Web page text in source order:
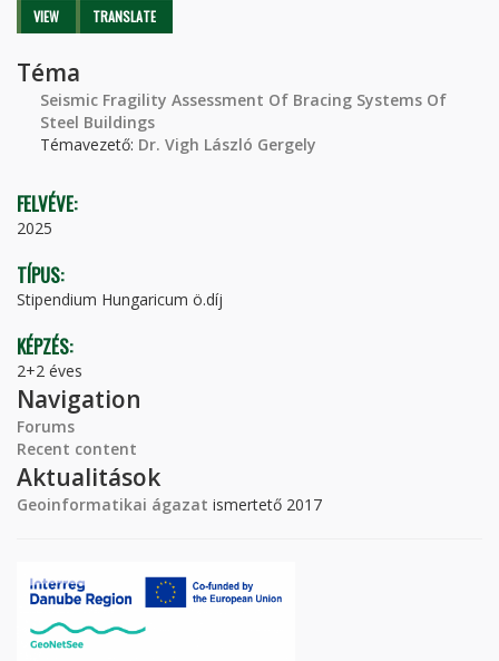
Primary tabs
VIEW (ACTIVETRANSLATE
Téma
Seismic Fragility Assessment Of Bracing Systems Of
Steel Buildings
Témavezető: Dr. Vigh László Gergely
FELVÉVE:
2025
TÍPUS:
Stipendium Hungaricum ö.díj
KÉPZÉS:
2+2 éves
Navigation
Forums
Recent content
Aktualitások
Geoinformatikai ágazat ismertető 2017